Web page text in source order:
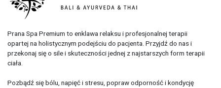
Prana Spa Premium to enklawa relaksu i profesjonalnej terapii
opartej na holistycznym podejściu do pacjenta. Przyjdź do nas i
przekonaj się o sile i skuteczności jednej z najstarszych form terapii
ciała.
Pozbądź się bólu, napięć i stresu, popraw odporność i kondycję